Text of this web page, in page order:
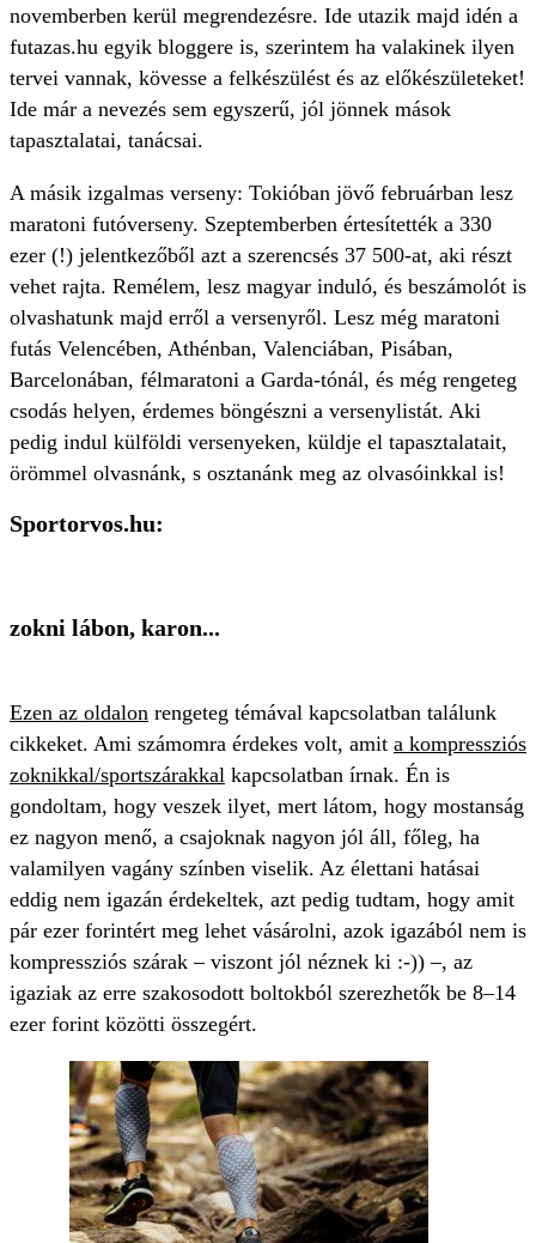
novemberben kerül megrendezésre. Ide utazik majd idén a
futazas.hu egyik bloggere is, szerintem ha valakinek ilyen
tervei vannak, kövesse a felkészülést és az előkészületeket!
Ide már a nevezés sem egyszerű, jól jönnek mások
tapasztalatai, tanácsai.
A másik izgalmas verseny: Tokióban jövő februárban lesz
maratoni futóverseny. Szeptemberben értesítették a 330
ezer (!) jelentkezőből azt a szerencsés 37 500-at, aki részt
vehet rajta. Remélem, lesz magyar induló, és beszámolót is
olvashatunk majd erről a versenyről. Lesz még maratoni
futás Velencében, Athénban, Valenciában, Pisában,
Barcelonában, félmaratoni a Garda-tónál, és még rengeteg
csodás helyen, érdemes böngészni a versenylistát. Aki
pedig indul külföldi versenyeken, küldje el tapasztalatait,
örömmel olvasnánk, s osztanánk meg az olvasóinkkal is!
Sportorvos.hu:
zokni lábon, karon...
Ezen az oldalon rengeteg témával kapcsolatban találunk
cikkeket. Ami számomra érdekes volt, amit a kompressziós
zoknikkal/sportszárakkal kapcsolatban írnak. Én is
gondoltam, hogy veszek ilyet, mert látom, hogy mostanság
ez nagyon menő, a csajoknak nagyon jól áll, főleg, ha
valamilyen vagány színben viselik. Az élettani hatásai
eddig nem igazán érdekeltek, azt pedig tudtam, hogy amit
pár ezer forintért meg lehet vásárolni, azok igazából nem is
kompressziós szárak – viszont jól néznek ki :-)) –, az
igaziak az erre szakosodott boltokból szerezhetők be 8–14
ezer forint közötti összegért.